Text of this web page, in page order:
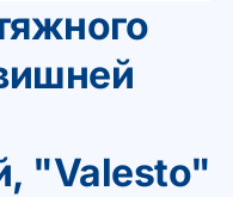
"Valesto"